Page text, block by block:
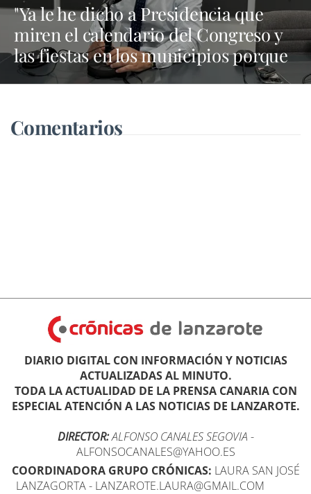
"Ya le he dicho a Presidencia que
miren el calendario del Congreso y
las fiestas en los municipios porque
Dolores Corujo estaba en un fiesta
pleno"
Comentarios
DIARIO DIGITAL CON INFORMACIÓN Y NOTICIAS
ACTUALIZADAS AL MINUTO.
TODA LA ACTUALIDAD DE LA PRENSA CANARIA CON
ESPECIAL ATENCIÓN A LAS NOTICIAS DE LANZAROTE.
DIRECTOR:ALFONSO CANALES SEGOVIA -
ALFONSOCANALES@YAHOO.ES
COORDINADORA GRUPO CRÓNICAS: LAURA SAN JOSÉ
LANZAGORTA - LANZAROTE.LAURA@GMAIL.COM